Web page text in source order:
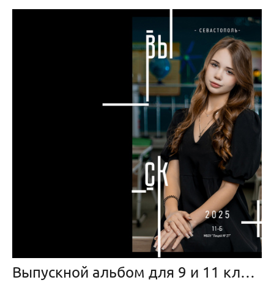
Выпускной альбом для 9 и 11 класса «Чёрный модерн»